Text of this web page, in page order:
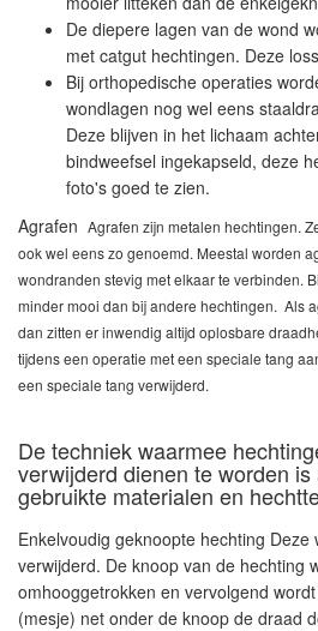
De diepere lagen van de wond
met catgut hechtingen. Deze
Bij orthopedische operaties
wondlagen nog wel eens
Deze blijven in het lichaam
bindweefsel ingekapseld, deze
foto's goed te zien.
Agrafen Agrafen zijn metalen hechtingen.
ook wel eens zo genoemd. Meestal worden
wondranden stevig met elkaar te verbinden.
minder mooi dan bij andere hechtingen. Als
dan zitten er inwendig altijd oplosbare
tijdens een operatie met een speciale tang
een speciale tang verwijderd.
De techniek waarmee
verwijderd dienen te worden
gebruikte materialen en
Enkelvoudig geknoopte hechting Deze
verwijderd. De knoop van de hechting
omhooggetrokken en vervolgend
(mesje) net onder de knoop de draad